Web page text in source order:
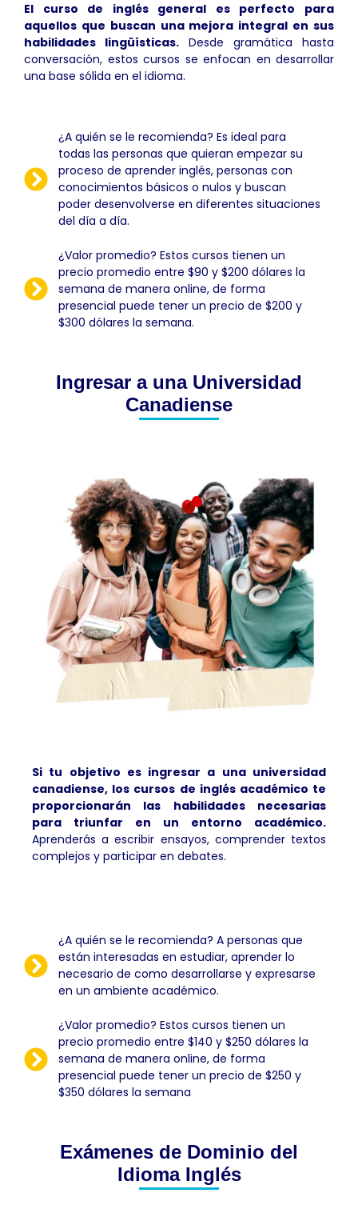
El curso de inglés general es perfecto para
aquellos que buscan una mejora integral en sus
habilidades lingüísticas. Desde gramática hasta
conversación, estos cursos se enfocan en desarrollar
una base sólida en el idioma.
¿A quién se le recomienda? Es ideal para
todas las personas que quieran empezar su
proceso de aprender inglés, personas con
conocimientos básicos o nulos y buscan
poder desenvolverse en diferentes situaciones
del día a día.
¿Valor promedio? Estos cursos tienen un
precio promedio entre $90 y $200 dólares la
semana de manera online, de forma
presencial puede tener un precio de $200 y
$300 dólares la semana.
Ingresar a una Universidad
Canadiense
Si tu objetivo es ingresar a una universidad
canadiense, los cursos de inglés académico te
proporcionarán las habilidades necesarias
para triunfar en un entorno académico.
Aprenderás a escribir ensayos, comprender textos
complejos y participar en debates.
¿A quién se le recomienda? A personas que
están interesadas en estudiar, aprender lo
necesario de como desarrollarse y expresarse
en un ambiente académico.
¿Valor promedio? Estos cursos tienen un
precio promedio entre $140 y $250 dólares la
semana de manera online, de forma
presencial puede tener un precio de $250 y
$350 dólares la semana
Exámenes de Dominio del
Idioma Inglés